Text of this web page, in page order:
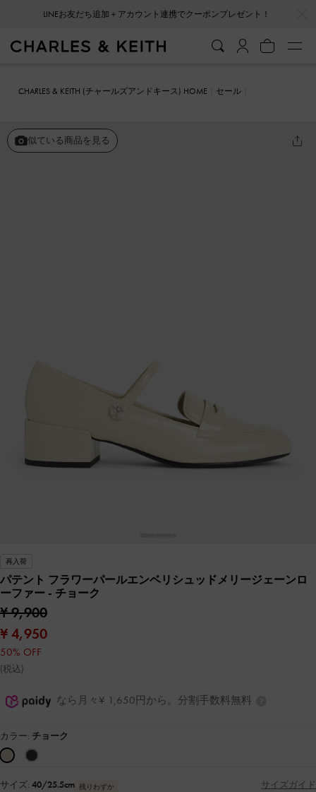
LINEお友だち追加＋アカウント連携でクーポンプレゼント！
CHARLES & KEITH (チャールズアンドキース) HOME
セール
似ている商品を見る
再入荷
パテント フラワーパールエンベリシュッドメリージェーンロ
ーファー - チョーク
¥ 9,900
¥ 4,950
50% OFF
(税込)
なら月々¥ 1,650円から。分割手数料無料
カラー: チョーク
サイズ: 40/25.5cm 残りわずか サイズガイド